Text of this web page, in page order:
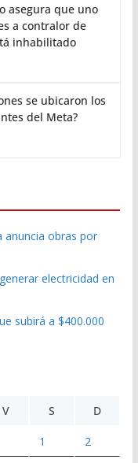
asegura que uno
a contralor de
inhabilitado
se ubicaron los
del Meta?
anuncia obras por
electricidad en
subirá a $400.000
V S D
1 2